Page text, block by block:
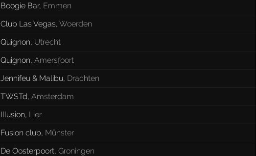
Boogie Bar, Emmen
Club Las Vegas, Woerden
Quignon, Utrecht
Quignon, Amersfoort
Jennifeu & Malibu, Drachten
TWSTd, Amsterdam
Illusion, Lier
Fusion club, Münster
De Oosterpoort, Groningen